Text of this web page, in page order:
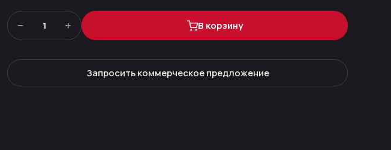
− 1 + В корзину
Запросить коммерческое предложение